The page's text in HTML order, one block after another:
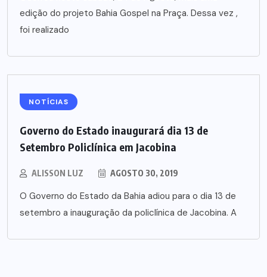
edição do projeto Bahia Gospel na Praça. Dessa vez ,
foi realizado
NOTÍCIAS
Governo do Estado inaugurará dia 13 de
Setembro Policlínica em Jacobina
ALISSON LUZ AGOSTO 30, 2019
O Governo do Estado da Bahia adiou para o dia 13 de
setembro a inauguração da policlínica de Jacobina. A